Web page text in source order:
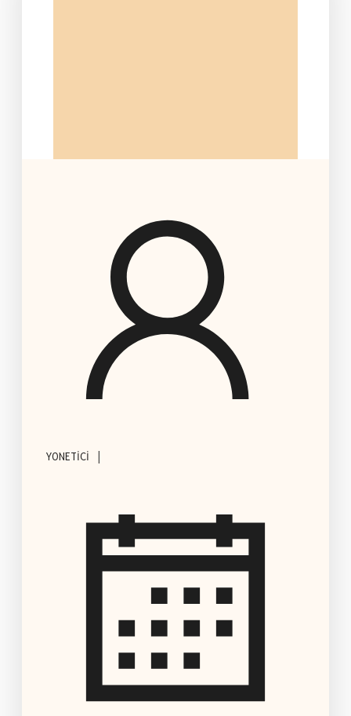
YONETICI |